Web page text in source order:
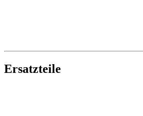
Ersatzteile